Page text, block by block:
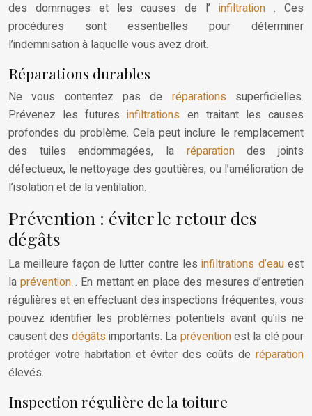
des dommages et les causes de l’ infiltration . Ces
procédures sont essentielles pour déterminer
l’indemnisation à laquelle vous avez droit.
Réparations durables
Ne vous contentez pas de réparations superficielles.
Prévenez les futuresinfiltrations en traitant les causes
profondes du problème. Cela peut inclure le remplacement
des tuiles endommagées, la réparationdes joints
défectueux, le nettoyage des gouttières, ou l’amélioration de
l’isolation et de la ventilation.
Prévention : éviter le retour des
dégâts
La meilleure façon de lutter contre lesinfiltrations d’eauest
laprévention . En mettant en place des mesures d’entretien
régulières et en effectuant des inspections fréquentes, vous
pouvez identifier les problèmes potentiels avant qu’ils ne
causent des dégâtsimportants. La préventionest la clé pour
protéger votre habitation et éviter des coûts de réparation
élevés.
Inspection régulière de la toiture